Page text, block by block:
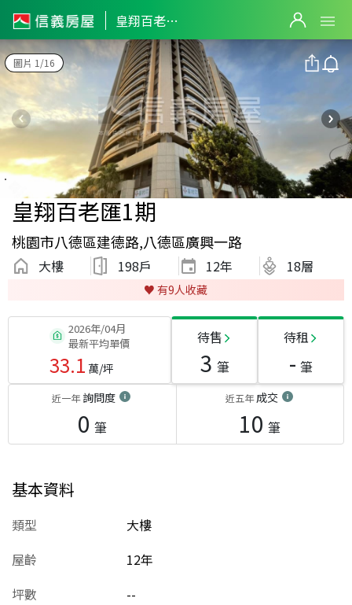
皇翔百老匯1期
圖片 1/16
皇翔百老匯1期
桃園市八德區建德路,八德區廣興一路
大樓 198戶 12年 18層
♥️ 有9人收藏
2026年/04月
最新平均單價
33.1 萬/坪
待售
3 筆
待租
- 筆
近一年詢問度
0 筆
近五年成交
10 筆
基本資料
類型
大樓
屋齡
12年
坪數
--